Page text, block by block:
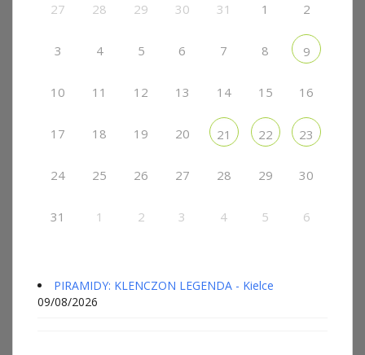
27 28 29 30 31 1 2
3 4 5 6 7 8 9
10 11 12 13 14 15 16
17 18 19 20 21 22 23
24 25 26 27 28 29 30
31 1 2 3 4 5 6
PIRAMIDY: KLENCZON LEGENDA - Kielce
09/08/2026